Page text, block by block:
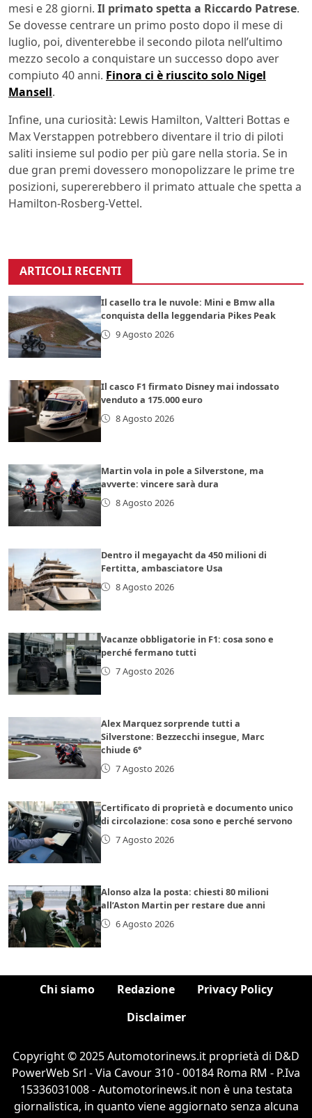
mesi e 28 giorni. Il primato spetta a Riccardo Patrese.
Se dovesse centrare un primo posto dopo il mese di
luglio, poi, diventerebbe il secondo pilota nell’ultimo
mezzo secolo a conquistare un successo dopo aver
compiuto 40 anni. Finora ci è riuscito solo Nigel
Mansell.
Infine, una curiosità: Lewis Hamilton, Valtteri Bottas e
Max Verstappen potrebbero diventare il trio di piloti
saliti insieme sul podio per più gare nella storia. Se in
due gran premi dovessero monopolizzare le prime tre
posizioni, supererebbero il primato attuale che spetta a
Hamilton-Rosberg-Vettel.
ARTICOLI RECENTI
Il casello tra le nuvole: Mini e Bmw alla
conquista della leggendaria Pikes Peak
9 Agosto 2026
Il casco F1 firmato Disney mai indossato
venduto a 175.000 euro
8 Agosto 2026
Martin vola in pole a Silverstone, ma
avverte: vincere sarà dura
8 Agosto 2026
Dentro il megayacht da 450 milioni di
Fertitta, ambasciatore Usa
8 Agosto 2026
Vacanze obbligatorie in F1: cosa sono e
perché fermano tutti
7 Agosto 2026
Alex Marquez sorprende tutti a
Silverstone: Bezzecchi insegue, Marc
chiude 6°
7 Agosto 2026
Certificato di proprietà e documento unico
di circolazione: cosa sono e perché servono
7 Agosto 2026
Alonso alza la posta: chiesti 80 milioni
all’Aston Martin per restare due anni
6 Agosto 2026
Chi siamo Redazione
Privacy Policy
Disclaimer
Copyright © 2025 Automotorinews.it proprietà di D&D
PowerWeb Srl - Via Cavour 310 - 00184 Roma RM - P.Iva
15336031008 - Automotorinews.it non è una testata
giornalistica, in quanto viene aggiornato senza alcuna